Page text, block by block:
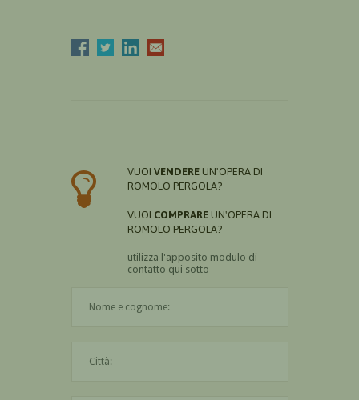
VUOI VENDERE UN'OPERA DI
ROMOLO PERGOLA?
VUOI COMPRARE UN'OPERA DI
ROMOLO PERGOLA?
utilizza l'apposito modulo di
contatto qui sotto